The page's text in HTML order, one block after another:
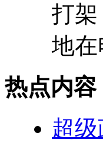
打
地
热点内容
超